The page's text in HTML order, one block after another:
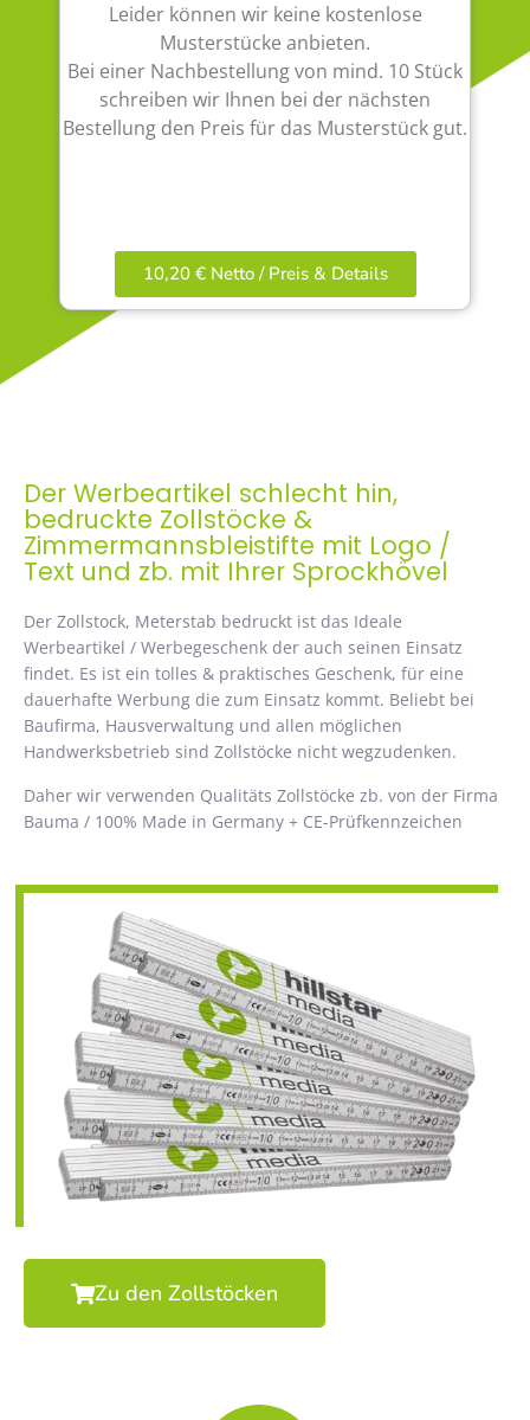
Leider können wir keine kostenlose
Musterstücke anbieten.
Bei einer Nachbestellung von mind. 10 Stück
schreiben wir Ihnen bei der nächsten
Bestellung den Preis für das Musterstück gut.
10,20 € Netto / Preis & Details
Der Werbeartikel schlecht hin,
bedruckte Zollstöcke &
Zimmermannsbleistifte mit Logo /
Text und zb. mit Ihrer Sprockhövel
Der Zollstock, Meterstab bedruckt ist das Ideale
Werbeartikel / Werbegeschenk der auch seinen Einsatz
findet. Es ist ein tolles & praktisches Geschenk, für eine
dauerhafte Werbung die zum Einsatz kommt. Beliebt bei
Baufirma, Hausverwaltung und allen möglichen
Handwerksbetrieb sind Zollstöcke nicht wegzudenken.
Daher wir verwenden Qualitäts Zollstöcke zb. von der Firma
Bauma / 100% Made in Germany + CE-Prüfkennzeichen
Zu den Zollstöcken